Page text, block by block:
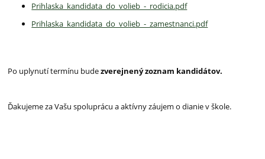
Prihlaska_kandidata_do_volieb_-_rodicia.pdf
Prihlaska_kandidata_do_volieb_-_zamestnanci.pdf
Po uplynutí termínu budezverejnený zoznam kandidátov.
Ďakujeme za Vašu spoluprácu a aktívny záujem o dianie v škole.